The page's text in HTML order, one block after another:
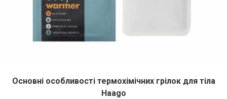
Основні особливості термохімічних грілок для тіла
Haago